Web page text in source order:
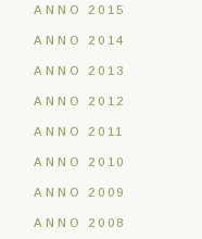
ANNO 2015
ANNO 2014
ANNO 2013
ANNO 2012
ANNO 2011
ANNO 2010
ANNO 2009
ANNO 2008